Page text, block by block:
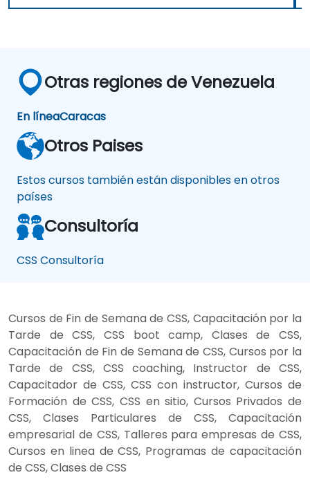
Otras regiones de Venezuela
En líneaCaracas
Otros Paises
Estos cursos también están disponibles en otros
países
Consultoría
CSS Consultoría
Cursos de Fin de Semana de CSS, Capacitación por la
Tarde de CSS, CSS boot camp, Clases de CSS,
Capacitación de Fin de Semana de CSS, Cursos por la
Tarde de CSS, CSS coaching, Instructor de CSS,
Capacitador de CSS, CSS con instructor, Cursos de
Formación de CSS, CSS en sitio, Cursos Privados de
CSS, Clases Particulares de CSS, Capacitación
empresarial de CSS, Talleres para empresas de CSS,
Cursos en linea de CSS, Programas de capacitación
de CSS, Clases de CSS